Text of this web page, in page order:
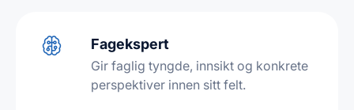
Fagekspert
Gir faglig tyngde, innsikt og konkrete
perspektiver innen sitt felt.